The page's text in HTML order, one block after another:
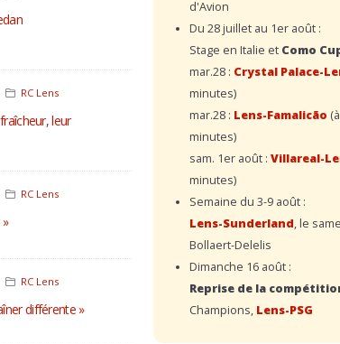
RC Lens
leur
RC Lens
RC Lens
différente »
d'Avion
Du 28 juillet au 1er août :
Stage en Italie et Como
mar.28 : Crystal Palace-
minutes)
mar.28 : Lens-Famalicão
minutes)
sam. 1er août : Villareal-
minutes)
Semaine du 3-9 août :
Lens-Sunderland, le
Bollaert-Delelis
Dimanche 16 août :
Reprise de la
Champions, Lens-PSG